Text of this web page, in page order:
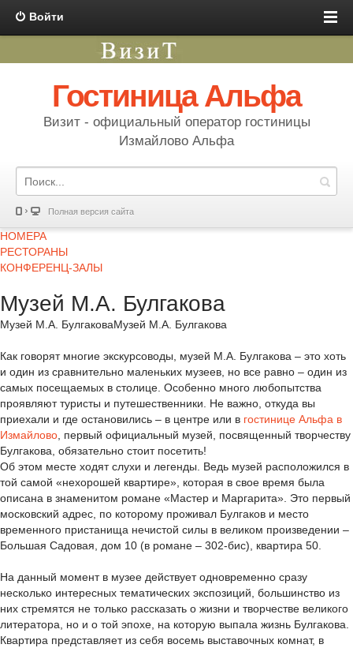
Войти
Гостиница Альфа
Визит - официальный оператор гостиницы
Измайлово Альфа
Полная версия сайта
НОМЕРА
РЕСТОРАНЫ
КОНФЕРЕНЦ-ЗАЛЫ
Музей М.А. Булгакова
Музей М.А. БулгаковаМузей М.А. Булгакова
Как говорят многие экскурсоводы, музей М.А. Булгакова – это хоть
и один из сравнительно маленьких музеев, но все равно – один из
самых посещаемых в столице. Особенно много любопытства
проявляют туристы и путешественники. Не важно, откуда вы
приехали и где остановились – в центре или в гостинице Aльфa в
Измaйлoвo , первый официальный музей, посвященный творчеству
Булгакова, обязательно стоит посетить!
Об этом месте ходят слухи и легенды. Ведь музей расположился в
той самой «нехорошей квартире», которая в свое время была
описана в знаменитом романе «Мастер и Маргарита». Это первый
московский адрес, по которому проживал Булгаков и место
временного пристанища нечистой силы в великом произведении –
Большая Садовая, дом 10 (в романе – 302-бис), квартира 50.
На данный момент в музее действует одновременно сразу
несколько интересных тематических экспозиций, большинство из
них стремятся не только рассказать о жизни и творчестве великого
литератора, но и о той эпохе, на которую выпала жизнь Булгакова.
Квартира представляет из себя восемь выставочных комнат, в